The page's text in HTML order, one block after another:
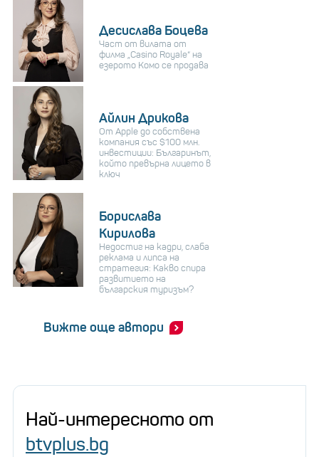
Десислава Боцева
Част от вилата от
филма „Casino Royale“ на
езерото Комо се продава
Айлин Дрикова
От Apple до собствена
компания със $100 млн.
инвестиции: Българинът,
който превърна лицето в
ключ
Борислава
Кирилова
Недостиг на кадри, слаба
реклама и липса на
стратегия: Какво спира
развитието на
българския туризъм?
Вижте още автори
Най-интересното от
btvplus.bg